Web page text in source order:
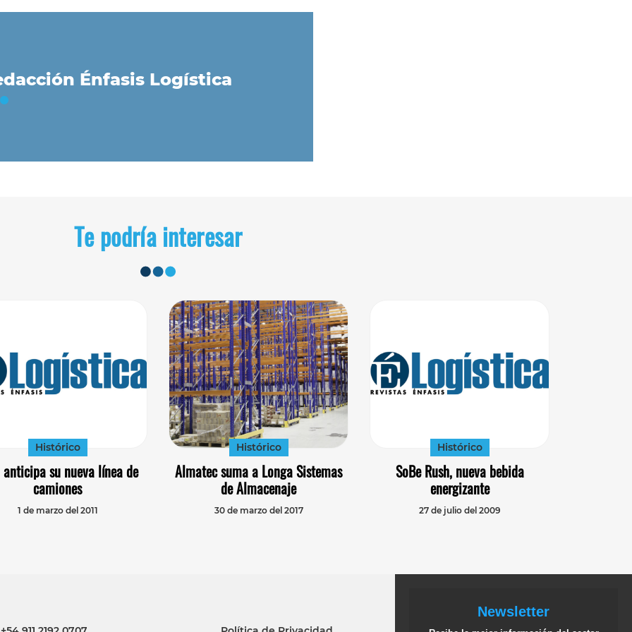
Énfasis Logística
Te podría interesar
Histórico
su nueva línea de
camiones
1 de marzo del 2011
Histórico
Almatec suma a Longa Sistemas
de Almacenaje
30 de marzo del 2017
Histórico
SoBe Rush, nueva bebida
energizante
27 de julio del 2009
Newsletter